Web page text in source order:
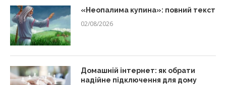
«Неопалима купина»: повний текст
02/08/2026
Домашній інтернет: як обрати
надійне підключення для дому